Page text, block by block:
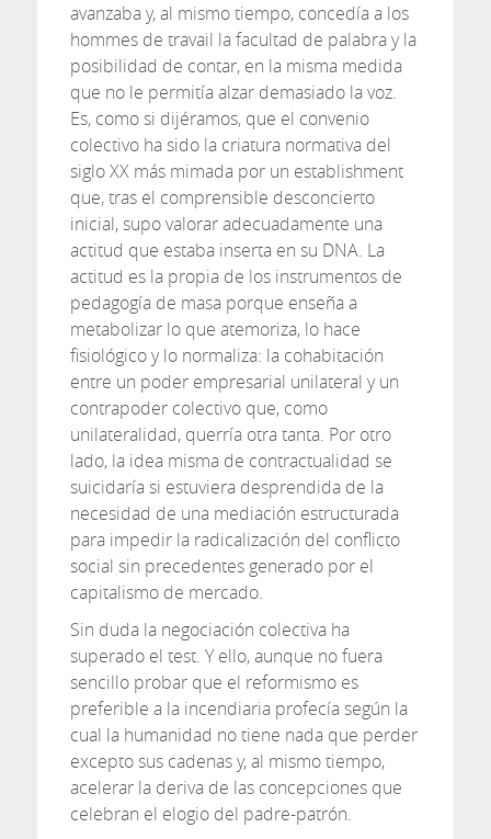
avanzaba y, al mismo tiempo, concedía a los
hommes de travail la facultad de palabra y la
posibilidad de contar, en la misma medida
que no le permitía alzar demasiado la voz.
Es, como si dijéramos, que el convenio
colectivo ha sido la criatura normativa del
siglo XX más mimada por un establishment
que, tras el comprensible desconcierto
inicial, supo valorar adecuadamente una
actitud que estaba inserta en su DNA. La
actitud es la propia de los instrumentos de
pedagogía de masa porque enseña a
metabolizar lo que atemoriza, lo hace
fisiológico y lo normaliza: la cohabitación
entre un poder empresarial unilateral y un
contrapoder colectivo que, como
unilateralidad, querría otra tanta. Por otro
lado, la idea misma de contractualidad se
suicidaría si estuviera desprendida de la
necesidad de una mediación estructurada
para impedir la radicalización del conflicto
social sin precedentes generado por el
capitalismo de mercado.
Sin duda la negociación colectiva ha
superado el test. Y ello, aunque no fuera
sencillo probar que el reformismo es
preferible a la incendiaria profecía según la
cual la humanidad no tiene nada que perder
excepto sus cadenas y, al mismo tiempo,
acelerar la deriva de las concepciones que
celebran el elogio del padre-patrón.